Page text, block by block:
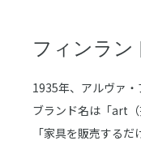
フィンラン
1935年、アルヴァ
ブランド名は「art
「家具を販売する